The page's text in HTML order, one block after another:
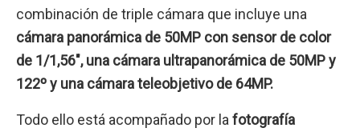
combinación de triple cámara que incluye una
cámara panorámica de 50MP con sensor de color
de 1/1,56″, una cámara ultrapanorámica de 50MP y
122º y una cámara teleobjetivo de 64MP.
Todo ello está acompañado por la fotografía